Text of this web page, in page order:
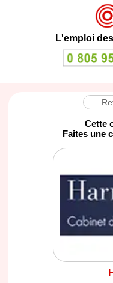
L'emploi
Cette
Faites une